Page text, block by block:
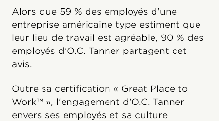
Alors que 59 % des employés d'une
entreprise américaine type estiment que
leur lieu de travail est agréable, 90 % des
employés d'O.C. Tanner partagent cet
avis.
Outre sa certification « Great Place to
Work™ », l'engagement d'O.C. Tanner
envers ses employés et sa culture